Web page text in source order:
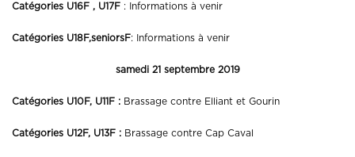
Catégories U16F , U17F : Informations à venir
Catégories U18F,seniorsF: Informations à venir
samedi 21 septembre 2019
Catégories U10F, U11F : Brassage contre Elliant et Gourin
Catégories U12F, U13F : Brassage contre Cap Caval